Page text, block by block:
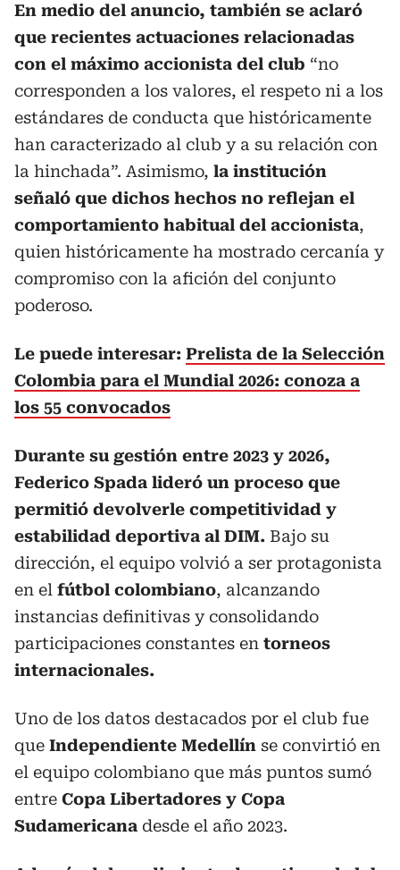
En medio del anuncio, también se aclaró
que recientes actuaciones relacionadas
con el máximo accionista del club “no
corresponden a los valores, el respeto ni a los
estándares de conducta que históricamente
han caracterizado al club y a su relación con
la hinchada”. Asimismo, la institución
señaló que dichos hechos no reflejan el
comportamiento habitual del accionista,
quien históricamente ha mostrado cercanía y
compromiso con la afición del conjunto
poderoso.
Le puede interesar: Prelista de la Selección
Colombia para el Mundial 2026: conoza a
los 55 convocados
Durante su gestión entre 2023 y 2026,
Federico Spada lideró un proceso que
permitió devolverle competitividad y
estabilidad deportiva al DIM. Bajo su
dirección, el equipo volvió a ser protagonista
en el fútbol colombiano, alcanzando
instancias definitivas y consolidando
participaciones constantes en torneos
internacionales.
Uno de los datos destacados por el club fue
que Independiente Medellín se convirtió en
el equipo colombiano que más puntos sumó
entre Copa Libertadores y Copa
Sudamericana desde el año 2023.